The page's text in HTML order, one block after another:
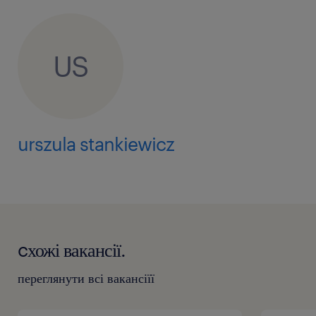
(wiesz, jak rozmawiać i słuchać), ciekawość
💡 Jedyny kluczowy wymóg: Ta rola opiera się
komunikacji w zespole.
US
urszula stankiewicz
cхожі вакансії.
переглянути всі вакансіїї